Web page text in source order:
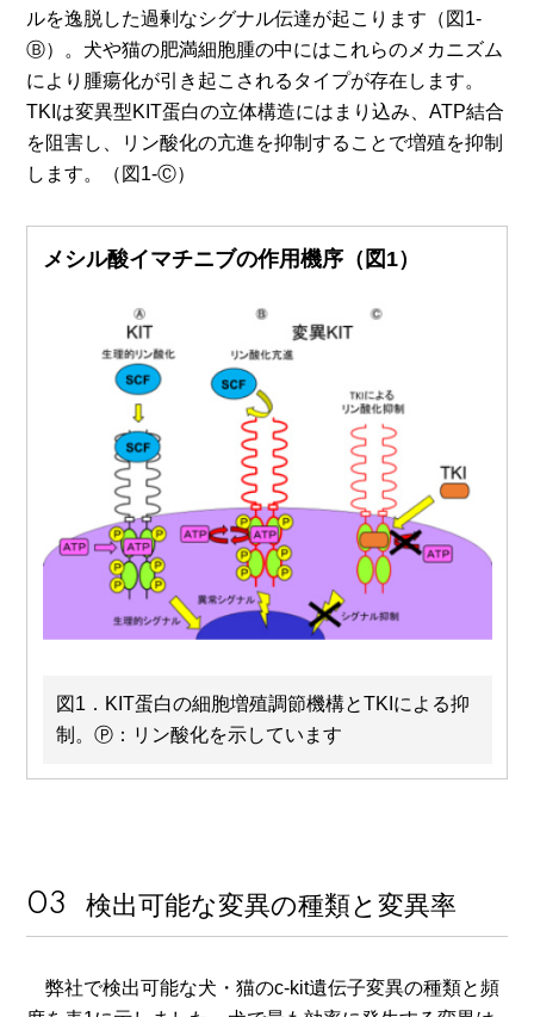
ルを逸脱した過剰なシグナル伝達が起こります（図1-
Ⓑ）。犬や猫の肥満細胞腫の中にはこれらのメカニズム
により腫瘍化が引き起こされるタイプが存在します。
TKIは変異型KIT蛋白の立体構造にはまり込み、ATP結合
を阻害し、リン酸化の亢進を抑制することで増殖を抑制
します。（図1-Ⓒ）
メシル酸イマチニブの作用機序（図1）
図1．KIT蛋白の細胞増殖調節機構とTKIによる抑
制。Ⓟ：リン酸化を示しています
検出可能な変異の種類と変異率
弊社で検出可能な犬・猫のc-kit遺伝子変異の種類と頻